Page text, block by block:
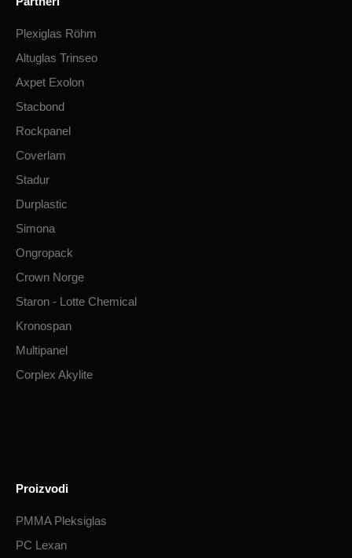
Plexiglas Röhm
Altuglas Trinseo
Axpet Exolon
Stacbond
Rockpanel
Coverlam
Stadur
Durplastic
Simona
Ongropack
Crown Norge
Staron - Lotte Chemical
Kronospan
Multipanel
Corplex Akylite
Proizvodi
PMMA Pleksiglas
PC Lexan